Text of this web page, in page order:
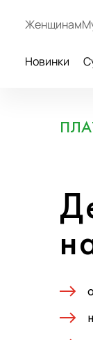
Женщинам
Новинки